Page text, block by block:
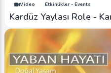
Yaylalar - Plateaus
Düzce Kızık Yaylası -
- Air)
Video Etkinlikler - Events
Kardüz Yaylası Role -